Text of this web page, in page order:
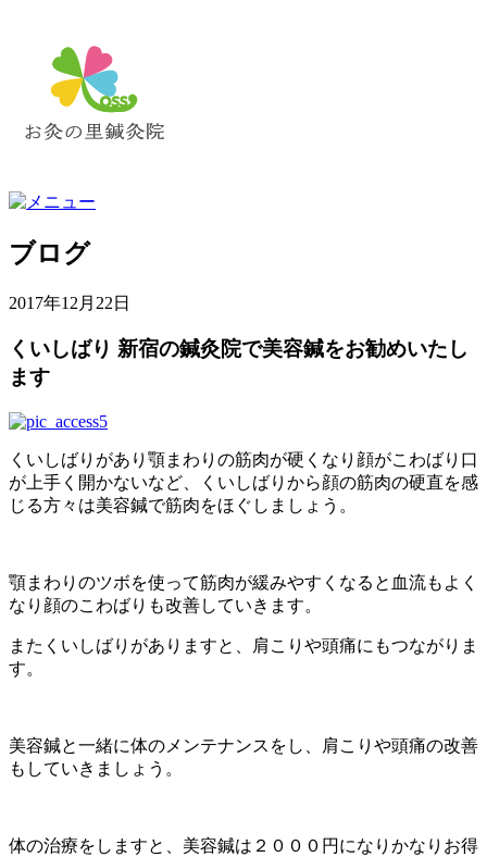
ブログ
2017年12月22日
くいしばり 新宿の鍼灸院で美容鍼をお勧めいたし
ます
くいしばりがあり顎まわりの筋肉が硬くなり顔がこわばり口
が上手く開かないなど、くいしばりから顔の筋肉の硬直を感
じる方々は美容鍼で筋肉をほぐしましょう。
顎まわりのツボを使って筋肉が緩みやすくなると血流もよく
なり顔のこわばりも改善していきます。
またくいしばりがありますと、肩こりや頭痛にもつながりま
す。
美容鍼と一緒に体のメンテナンスをし、肩こりや頭痛の改善
もしていきましょう。
体の治療をしますと、美容鍼は２０００円になりかなりお得